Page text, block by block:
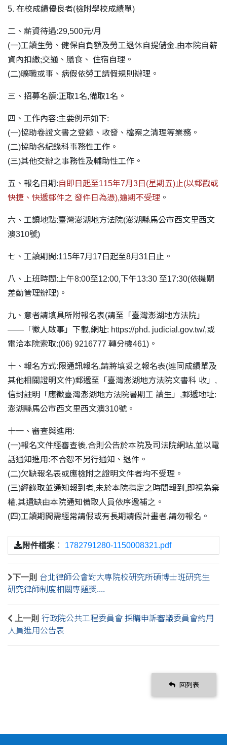
5. 在校成績優良者(檢附學校成績單)
二、薪資待遇:29,500元/月
(一)工讀生勞、健保自負額及勞工退休自提儲金,由本院自薪
資內扣繳;交通、膳食、 住宿自理。
(二)曠職或事、病假依勞工請假規則辦理。
三、招募名額:正取1名,備取1名。
四、工作內容:主要例示如下:
(一)協助卷證文書之登錄、收發、檔案之清理等業務。
(二)協助各紀錄科事務性工作。
(三)其他交辦之事務性及輔助性工作。
五、報名日期:自即日起至115年7月3日(星期五)止(以郵戳或
快捷、快遞郵件之 發件日為憑),逾期不受理 。
六、工讀地點:臺灣澎湖地方法院(澎湖縣馬公市西文里西文
澳310號)
七、工讀期間:115年7月17日起至8月31日止。
八、上班時間:上午8:00至12:00,下午13:30 至17:30(依機關
差勤管理辦理)。
九、意者請填具所附報名表(請至「臺灣澎湖地方法院」
——「徵人啟事」下載,網址: https://phd. judicial.gov.tw/,或
電洽本院索取:(06) 9216777 轉分機461)。
十、報名方式:限通訊報名,請將填妥之報名表(連同成績單及
其他相關證明文件)郵遞至「臺灣澎湖地方法院文書科 收」,
信封註明「應徵臺灣澎湖地方法院暑期工 讀生」,郵遞地址:
澎湖縣馬公市西文里西文澳310號。
十一、審查與進用:
(一)報名文件經審查後,合則公告於本院及司法院網站,並以電
話通知進用:不合恕不另行通知、退件。
(二)欠缺報名表或應檢附之證明文件者均不受理。
(三)經錄取並通知報到者,未於本院指定之時間報到,即視為棄
權,其遺缺由本院通知備取人員依序遞補之。
(四)工讀期間需經常請假或有長期請假計畫者,請勿報名。
附件檔案 ： 1782791280-1150008321.pdf
下一則 台北律師公會對大專院校研究所碩博士班研究生
研究律師制度相關專題獎....
上一則 行政院公共工程委員會 採購申訴審議委員會約用
人員進用公告表
回列表